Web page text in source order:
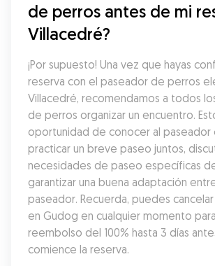
de perros antes de mi
Villacedré?
¡Por supuesto! Una vez que hayas
reserva con el paseador de perros
Villacedré, recomendamos a todos
de perros organizar un encuentro.
oportunidad de conocer al paseador
practicar un breve paseo juntos,
necesidades de paseo específicas
garantizar una buena adaptación
paseador. Recuerda, puedes
en Gudog en cualquier momento
reembolso del 100% hasta 3 días
comience la reserva.